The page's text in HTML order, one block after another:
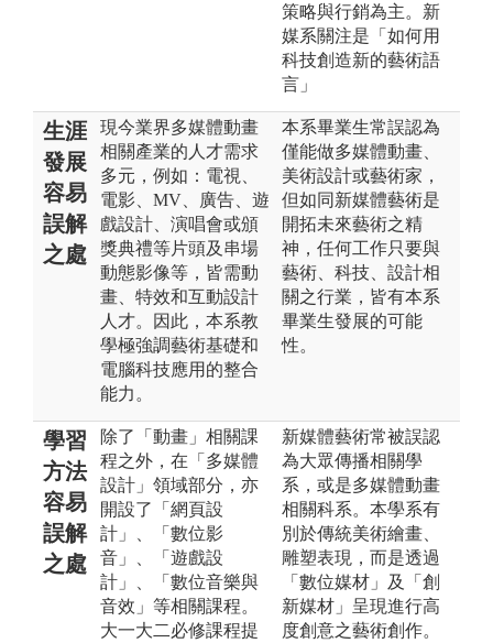
策略與行銷為主。新
媒系關注是「如何用
科技創造新的藝術語
言」
生涯
發展
容易
誤解
之處
現今業界多媒體動畫
相關產業的人才需求
多元，例如：電視、
電影、MV、廣告、遊
戲設計、演唱會或頒
獎典禮等片頭及串場
動態影像等，皆需動
畫、特效和互動設計
人才。因此，本系教
學極強調藝術基礎和
電腦科技應用的整合
能力。
本系畢業生常誤認為
僅能做多媒體動畫、
美術設計或藝術家，
但如同新媒體藝術是
開拓未來藝術之精
神，任何工作只要與
藝術、科技、設計相
關之行業，皆有本系
畢業生發展的可能
性。
學習
方法
容易
誤解
之處
除了「動畫」相關課
程之外，在「多媒體
設計」領域部分，亦
開設了「網頁設
計」、「數位影
音」、「遊戲設
計」、「數位音樂與
音效」等相關課程。
大一大二必修課程提
新媒體藝術常被誤認
為大眾傳播相關學
系，或是多媒體動畫
相關科系。本學系有
別於傳統美術繪畫、
雕塑表現，而是透過
「數位媒材」及「創
新媒材」呈現進行高
度創意之藝術創作。